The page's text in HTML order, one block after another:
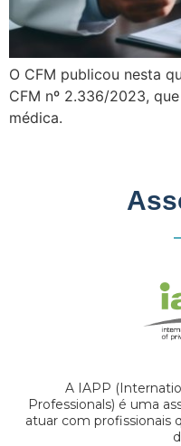
O CFM publicou nesta
CFM nº 2.336/2023,
médica.
A IAPP
Professionals) é uma
atuar com profissionais